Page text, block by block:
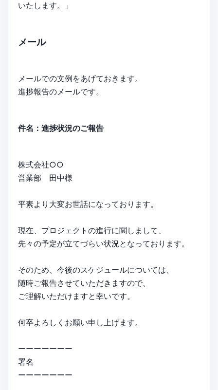
いたします。」
メール
メールでの文例をあげておきます。
進捗報告のメールです。
件名：進捗状況のご報告
株式会社○○
営業部 田中様
平素より大変お世話になっております。
現在、プロジェクトの進行に関しまして、
先々の予定が立てづらい状況となっております。
そのため、今後のスケジュールについては、
随時ご報告させていただきますので、
ご理解いただけますと幸いです。
何卒よろしくお願い申し上げます。
ーーーーーーー
署名
ーーーーーーー